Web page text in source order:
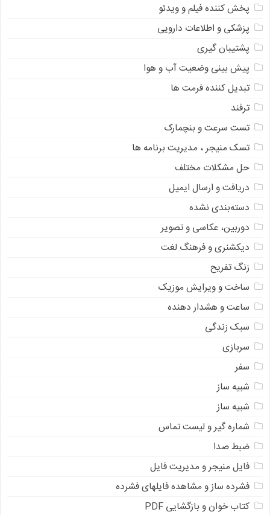
پخش کننده فیلم و ویدئو
پزشکی و اطلاعات دارویی
پشتیبان گیری
پیش بینی وضعیت آب و هوا
تبدیل کننده فرمت ها
ترفند
تست سرعت و بنچمارک
تسک منیجر ، مدیریت برنامه ها
حل مشکلات مختلف
دریافت و ارسال ایمیل
دسته‌بندی نشده
دوربین، عکاسی و تصویر
دیکشنری و فرهنگ لغت
زنگ تفریح
ساخت و ویرایش موزیک
ساعت و هشدار دهنده
سبک زندگی
سربازی
سفر
شبیه ساز
شبیه ساز
شماره گیر و لیست تماس
ضبط صدا
فایل منیجر و مدیریت فایل
فشرده ساز و مشاهده فایلهای فشرده
کتاب خوان و بازگشایی PDF